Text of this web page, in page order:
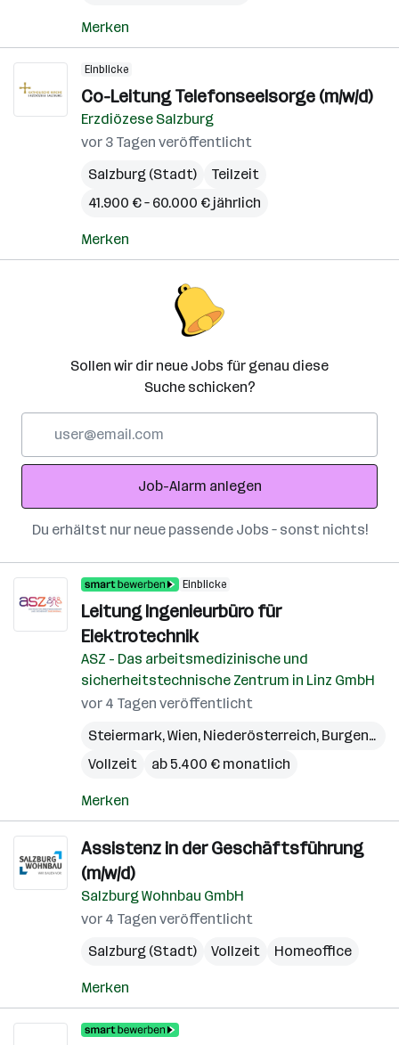
Merken
Einblicke
Co-Leitung Telefonseelsorge (m/w/d)
Erzdiözese Salzburg
vor 3 Tagen veröffentlicht
Salzburg (Stadt)
Teilzeit
41.900 € – 60.000 € jährlich
Merken
Sollen wir dir neue Jobs für genau diese
Suche schicken?
Adresse
Job-Alarm anlegen
Du erhältst nur neue passende Jobs – sonst nichts!
Einblicke
Leitung Ingenieurbüro für
Elektrotechnik
ASZ - Das arbeitsmedizinische und
sicherheitstechnische Zentrum in Linz GmbH
vor 4 Tagen veröffentlicht
Steiermark,Wien, Niederösterreich, Burgenland
Vollzeit
ab 5.400 € monatlich
Merken
Assistenz in der Geschäftsführung
(m/w/d)
Salzburg Wohnbau GmbH
vor 4 Tagen veröffentlicht
Salzburg (Stadt)
Vollzeit Homeoffice
Merken